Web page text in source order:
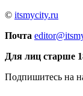
© itsmycity.ru
Почта
Для лиц старше
Подпишитесь на